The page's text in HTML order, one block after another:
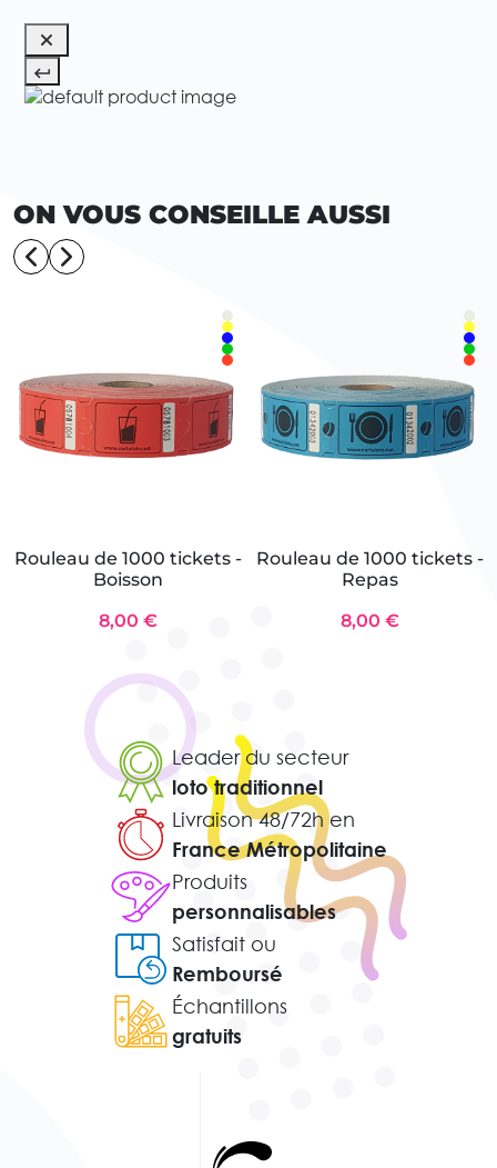
ON VOUS CONSEILLE AUSSI
Rouleau de 1000 tickets -
Boisson
8,00 €
Rouleau de 1000 tickets -
Repas
8,00 €
Leader du secteur
loto traditionnel
Livraison 48/72h en
France Métropolitaine
Produits
personnalisables
Satisfait ou
Remboursé
Échantillons
gratuits